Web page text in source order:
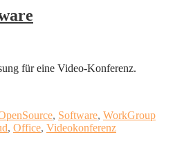
für eine Video-Konferenz.
, Software, WorkGroup
, Office, Videokonferenz